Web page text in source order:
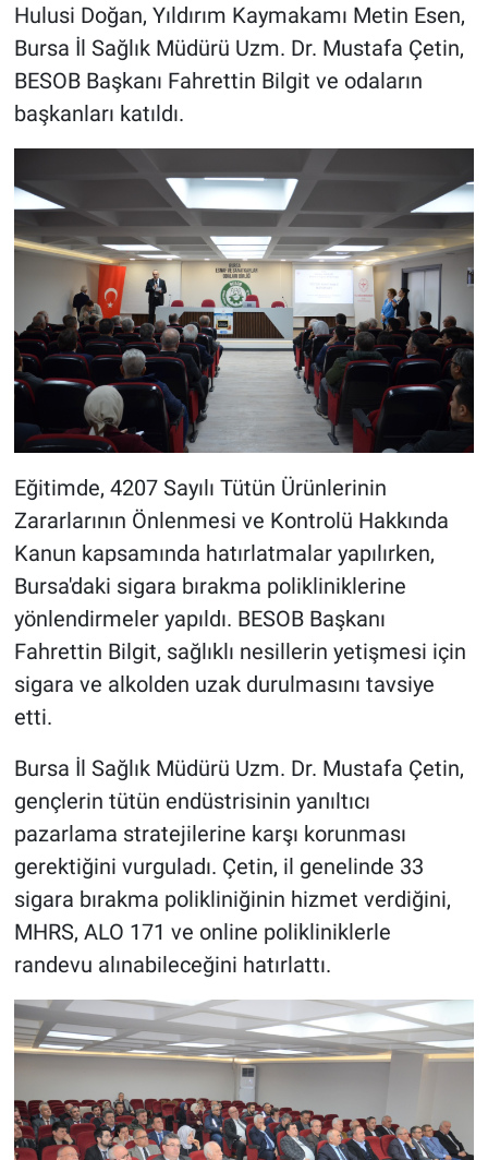
Hulusi Doğan, Yıldırım Kaymakamı Metin Esen,
Bursa İl Sağlık Müdürü Uzm. Dr. Mustafa Çetin,
BESOB Başkanı Fahrettin Bilgit ve odaların
başkanları katıldı.
Eğitimde, 4207 Sayılı Tütün Ürünlerinin
Zararlarının Önlenmesi ve Kontrolü Hakkında
Kanun kapsamında hatırlatmalar yapılırken,
Bursa'daki sigara bırakma polikliniklerine
yönlendirmeler yapıldı. BESOB Başkanı
Fahrettin Bilgit, sağlıklı nesillerin yetişmesi için
sigara ve alkolden uzak durulmasını tavsiye
etti.
Bursa İl Sağlık Müdürü Uzm. Dr. Mustafa Çetin,
gençlerin tütün endüstrisinin yanıltıcı
pazarlama stratejilerine karşı korunması
gerektiğini vurguladı. Çetin, il genelinde 33
sigara bırakma polikliniğinin hizmet verdiğini,
MHRS, ALO 171 ve online polikliniklerle
randevu alınabileceğini hatırlattı.